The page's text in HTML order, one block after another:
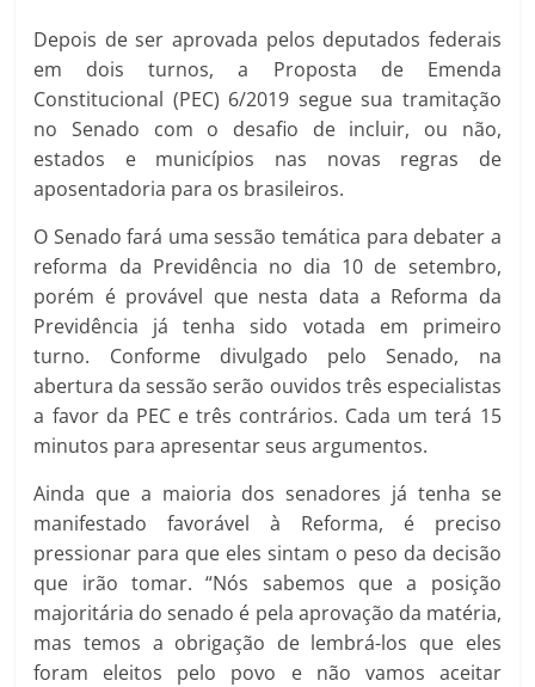
Depois de ser aprovada pelos deputados federais
em dois turnos, a Proposta de Emenda
Constitucional (PEC) 6/2019 segue sua tramitação
no Senado com o desafio de incluir, ou não,
estados e municípios nas novas regras de
aposentadoria para os brasileiros.
O Senado fará uma sessão temática para debater a
reforma da Previdência no dia 10 de setembro,
porém é provável que nesta data a Reforma da
Previdência já tenha sido votada em primeiro
turno. Conforme divulgado pelo Senado, na
abertura da sessão serão ouvidos três especialistas
a favor da PEC e três contrários. Cada um terá 15
minutos para apresentar seus argumentos.
Ainda que a maioria dos senadores já tenha se
manifestado favorável à Reforma, é preciso
pressionar para que eles sintam o peso da decisão
que irão tomar. “Nós sabemos que a posição
majoritária do senado é pela aprovação da matéria,
mas temos a obrigação de lembrá-los que eles
foram eleitos pelo povo e não vamos aceitar